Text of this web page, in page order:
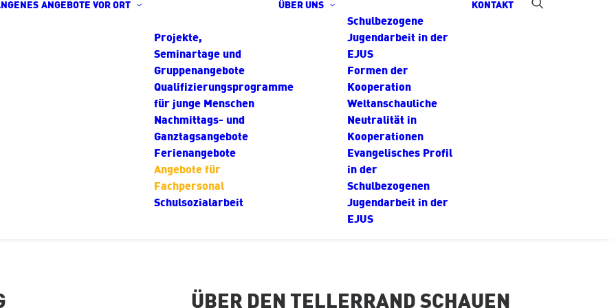
ANGEBOTE VOR ORT
Projekte,
Seminartage und
Gruppenangebote
Qualifizierungsprogramme
für junge Menschen
Nachmittags- und
Ganztagsangebote
Ferienangebote
Angebote für
Fachpersonal
Schulsozialarbeit
ÜBER UNS
Schulbezogene
Jugendarbeit in der
EJUS
Formen der
Kooperation
Weltanschauliche
Neutralität in
Kooperationen
Evangelisches Profil
in der
Schulbezogenen
Jugendarbeit in der
EJUS
KONTAKT
ÜBER DEN TELLERRAND SCHAUEN